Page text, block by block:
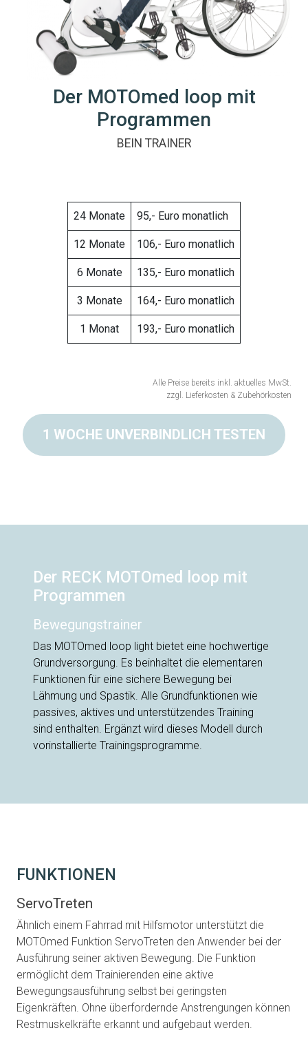
Der MOTOmed loop mit
Programmen
BEIN TRAINER
24 Monate 95,- Euro monatlich
12 Monate 106,- Euro monatlich
6 Monate 135,- Euro monatlich
3 Monate 164,- Euro monatlich
1 Monat 193,- Euro monatlich
Alle Preise bereits inkl. aktuelles MwSt.
zzgl. Lieferkosten & Zubehörkosten
1 WOCHE UNVERBINDLICH TESTEN
Der RECK MOTOmed loop mit
Programmen
Bewegungstrainer
Das MOTOmed loop light bietet eine hochwertige
Grundversorgung. Es beinhaltet die elementaren
Funktionen für eine sichere Bewegung bei
Lähmung und Spastik. Alle Grundfunktionen wie
passives, aktives und unterstützendes Training
sind enthalten. Ergänzt wird dieses Modell durch
vorinstallierte Trainingsprogramme.
FUNKTIONEN
ServoTreten
Ähnlich einem Fahrrad mit Hilfsmotor unterstützt die
MOTOmed Funktion ServoTreten den Anwender bei der
Ausführung seiner aktiven Bewegung. Die Funktion
ermöglicht dem Trainierenden eine aktive
Bewegungsausführung selbst bei geringsten
Eigenkräften. Ohne überfordernde Anstrengungen können
Restmuskelkräfte erkannt und aufgebaut werden.